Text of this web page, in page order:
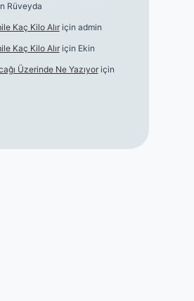
Rüveyda
Kaç Kilo Alıriçin admin
Kaç Kilo Alıriçin Ekin
Üzerinde Ne Yazıyoriçin